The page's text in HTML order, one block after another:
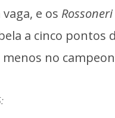
e os Rossoneri
a cinco pontos
no